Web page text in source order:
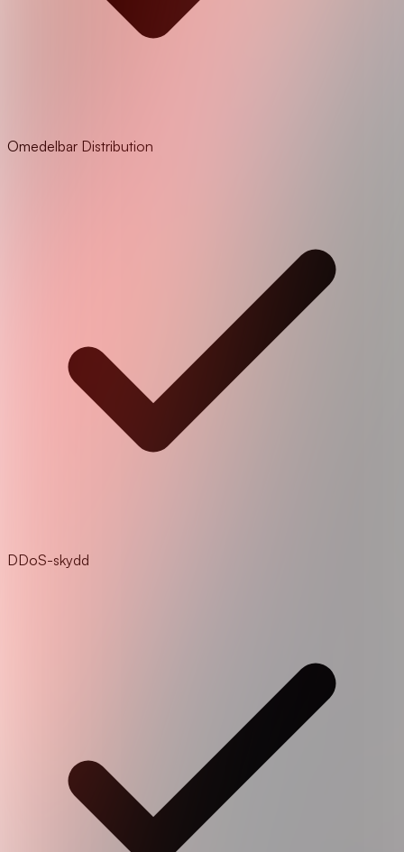
Omedelbar Distribution
DDoS-skydd